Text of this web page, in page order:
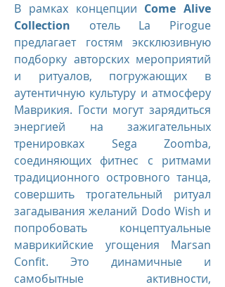
В рамках концепции Come Alive
Collection отель La Pirogue
предлагает гостям эксклюзивную
подборку авторских мероприятий
и ритуалов, погружающих в
аутентичную культуру и атмосферу
Маврикия. Гости могут зарядиться
энергией на зажигательных
тренировках Sega Zoomba,
соединяющих фитнес с ритмами
традиционного островного танца,
совершить трогательный ритуал
загадывания желаний Dodo Wish и
попробовать концептуальные
маврикийские угощения Marsan
Confit. Это динамичные и
самобытные активности,